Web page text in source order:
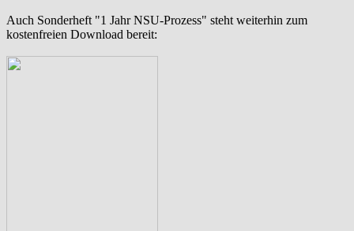
Auch Sonderheft "1 Jahr NSU-Prozess" steht weiterhin zum
kostenfreien Download bereit: